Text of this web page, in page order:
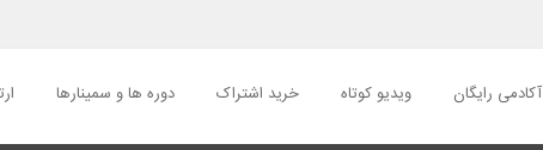
آکادمی رایگان ویدیو کوتاه خرید اشتراک دوره ها و سمینارها